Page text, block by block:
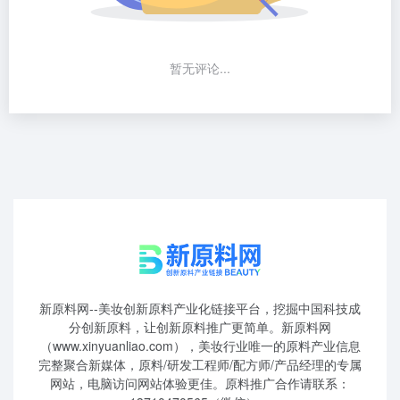
暂无评论...
新原料网--美妆创新原料产业化链接平台，挖掘中国科技成
分创新原料，让创新原料推广更简单。新原料网
（www.xinyuanliao.com），美妆行业唯一的原料产业信息
完整聚合新媒体，原料/研发工程师/配方师/产品经理的专属
网站，电脑访问网站体验更佳。原料推广合作请联系：